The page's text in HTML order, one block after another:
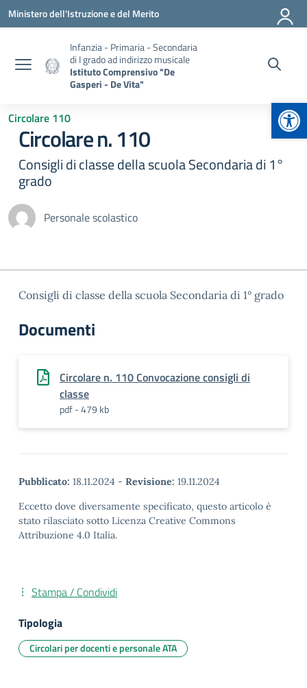
Vai ai contenuti
Vai al menu di navigazione
Vai al footer
Ministero dell'Istruzione e del Merito
Infanzia - Primaria - Secondaria
di I grado ad indirizzo musicale
Istituto Comprensivo "De
Gasperi - De Vita"
Circolare 110
Circolare n. 110
Consigli di classe della scuola Secondaria di 1°
grado
Personale scolastico
Consigli di classe della scuola Secondaria di 1° grado
Documenti
Circolare n. 110 Convocazione consigli di
classe
pdf - 479 kb
Pubblicato: 18.11.2024 - Revisione: 19.11.2024
Eccetto dove diversamente specificato, questo articolo è
stato rilasciato sotto Licenza Creative Commons
Attribuzione 4.0 Italia.
Stampa / Condividi
Tipologia
Circolari per docenti e personale ATA